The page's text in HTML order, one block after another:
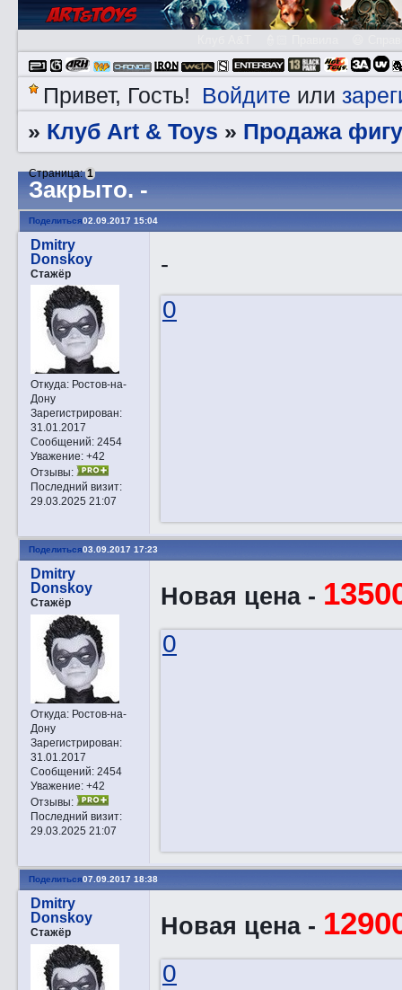
Привет, Гость! Войдите или
» Клуб Art & Toys » Продажа
Закрытo. -
Страница:1
Поделиться02.09.2017 15:04
Dmitry
Donskoy
Стажёр
Откуда:Ростов-на-
Дону
Зарегистрирован:
31.01.2017
Сообщений:2454
Уважение: +42
Отзывы:
Последний визит:
29.03.2025 21:07
-
0
Поделиться03.09.2017 17:23
Dmitry
Donskoy
Стажёр
Откуда:Ростов-на-
Дону
Зарегистрирован:
31.01.2017
Сообщений:2454
Уважение: +42
Отзывы:
Последний визит:
29.03.2025 21:07
Новая цена -
0
Поделиться07.09.2017 18:38
Dmitry
Donskoy
Стажёр Новая цена -
0